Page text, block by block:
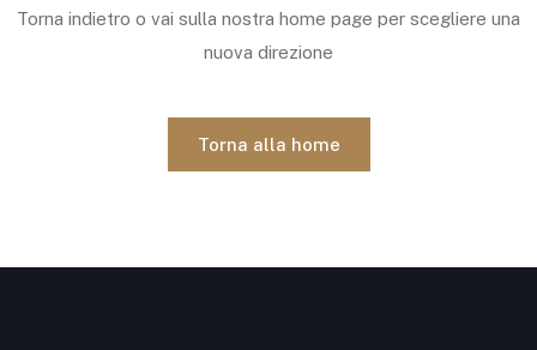
Torna indietro o vai sulla nostra home page per scegliere una
nuova direzione
Torna alla home